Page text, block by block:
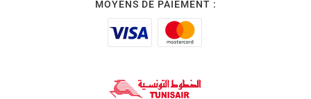
MOYENS DE PAIEMENT :